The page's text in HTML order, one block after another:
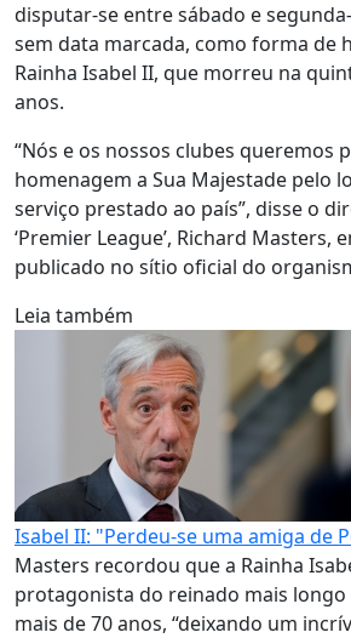
disputar-se entre sábado e
sem data marcada, como forma de
Rainha Isabel II, que morreu na
anos.
“Nós e os nossos clubes queremos
homenagem a Sua Majestade pelo
serviço prestado ao país”, disse o
‘Premier League’, Richard Masters,
publicado no sítio oficial do
Leia também
Isabel II: "Perdeu-se uma amiga de
Masters recordou que a Rainha
protagonista do reinado mais longo
mais de 70 anos, “deixando um